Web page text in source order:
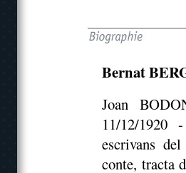
Bernat
Joan
11/12/1920
escrivans
conte, tracta